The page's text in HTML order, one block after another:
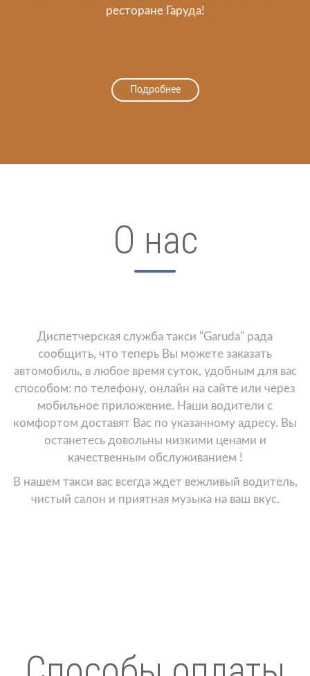
ресторане Гаруда!
Подробнее
О нас
Диспетчерская служба такси "Garuda" рада
сообщить, что теперь Вы можете заказать
автомобиль, в любое время суток, удобным для вас
способом: по телефону, онлайн на сайте или через
мобильное приложение. Наши водители с
комфортом доставят Вас по указанному адресу. Вы
останетесь довольны низкими ценами и
качественным обслуживанием !
В нашем такси вас всегда ждет вежливый водитель,
чистый салон и приятная музыка на ваш вкус.